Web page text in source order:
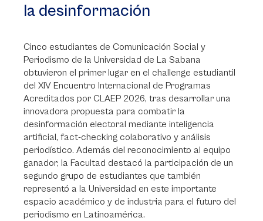
la desinformación
Cinco estudiantes de Comunicación Social y
Periodismo de la Universidad de La Sabana
obtuvieron el primer lugar en el challenge estudiantil
del XIV Encuentro Internacional de Programas
Acreditados por CLAEP 2026, tras desarrollar una
innovadora propuesta para combatir la
desinformación electoral mediante inteligencia
artificial, fact-checking colaborativo y análisis
periodístico. Además del reconocimiento al equipo
ganador, la Facultad destacó la participación de un
segundo grupo de estudiantes que también
representó a la Universidad en este importante
espacio académico y de industria para el futuro del
periodismo en Latinoamérica.